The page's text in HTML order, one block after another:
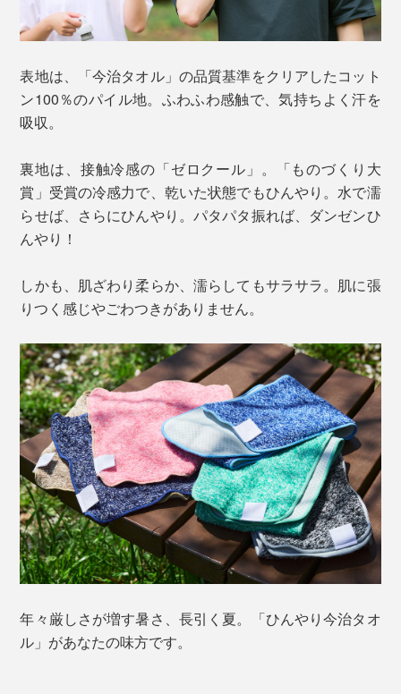
表地は、「今治タオル」の品質基準をクリアしたコット
ン100％のパイル地。ふわふわ感触で、気持ちよく汗を
吸収。
裏地は、接触冷感の「ゼロクール」。「ものづくり大
賞」受賞の冷感力で、乾いた状態でもひんやり。水で濡
らせば、さらにひんやり。パタパタ振れば、ダンゼンひ
んやり！
しかも、肌ざわり柔らか、濡らしてもサラサラ。肌に張
りつく感じやごわつきがありません。
年々厳しさが増す暑さ、長引く夏。「ひんやり今治タオ
ル」があなたの味方です。